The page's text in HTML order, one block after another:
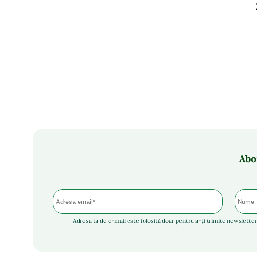
Adresa ta de e-mail este folosită doar pentru a-ți trimite